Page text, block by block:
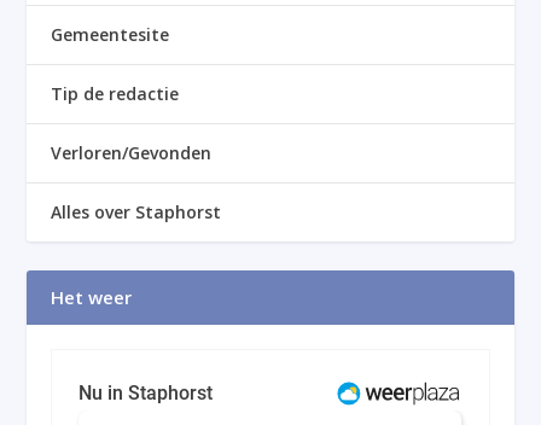
Gemeentesite
Tip de redactie
Verloren/Gevonden
Alles over Staphorst
Het weer